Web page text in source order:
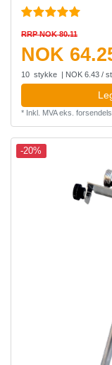
RRP NOK 80.11
NOK
10 stykke | NOK 6.43 /
* Inkl. MVAeks.
-20%